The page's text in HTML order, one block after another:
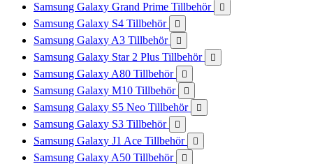
Samsung Galaxy Grand Prime Tillbehör 
Samsung Galaxy S4 Tillbehör 
Samsung Galaxy A3 Tillbehör 
Samsung Galaxy Star 2 Plus Tillbehör 
Samsung Galaxy A80 Tillbehör 
Samsung Galaxy M10 Tillbehör 
Samsung Galaxy S5 Neo Tillbehör 
Samsung Galaxy S3 Tillbehör 
Samsung Galaxy J1 Ace Tillbehör 
Samsung Galaxy A50 Tillbehör 